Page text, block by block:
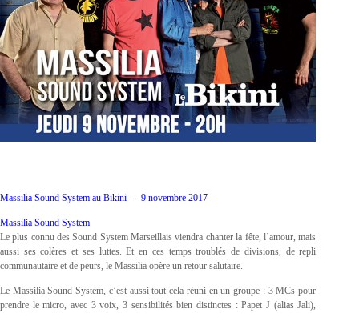
Massilia Sound System au Bikini — 9 novembre 2017
Massilia Sound System
Le plus connu des Sound System Marseillais viendra chanter la fête, l’amour, mais
aussi ses colères et ses luttes. Et en ces temps troublés de divisions, de repli
communautaire et de peurs, le Massilia opère un retour salutaire.
Le Massilia Sound System, c’est aussi tout cela réuni en un groupe : 3 MCs pour
prendre le micro, avec 3 voix, 3 sensibilités bien distinctes : Papet J (alias Jali),